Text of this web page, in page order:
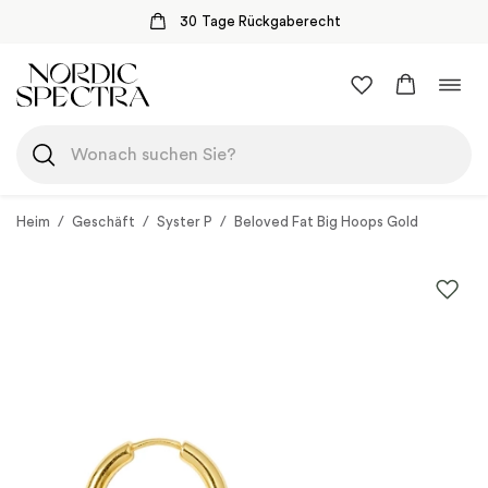
30 Tage Rückgaberecht
Inhalt
springen
Heim / Geschäft / Syster P / Beloved Fat Big Hoops Gold